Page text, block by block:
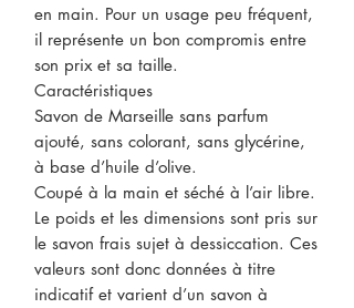
en main. Pour un usage peu fréquent,
il représente un bon compromis entre
son prix et sa taille.
Caractéristiques
Savon de Marseille sans parfum
ajouté, sans colorant, sans glycérine,
à base d’huile d’olive.
Coupé à la main et séché à l’air libre.
Le poids et les dimensions sont pris sur
le savon frais sujet à dessiccation. Ces
valeurs sont donc données à titre
indicatif et varient d’un savon à